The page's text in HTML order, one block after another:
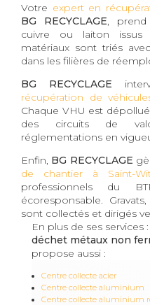
Votre expert en
BG RECYCLAGE, prend
cuivre ou laiton issus
matériaux sont triés
dans les filières de
BG RECYCLAGE
récupération de
Chaque VHU est
des circuits de
réglementations en
Enfin, BG RECYCLAGE
de chantier à Saint-
professionnels du
écoresponsable.
sont collectés et dirigés
En plus de ses services :
déchet métaux non
propose aussi :
Centre collecte acier
Centre collecte aluminium
Centre collecte aluminium